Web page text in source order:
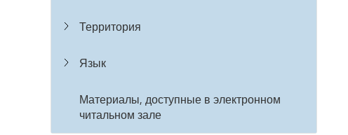
Территория
Язык
Материалы, доступные в электронном
читальном зале